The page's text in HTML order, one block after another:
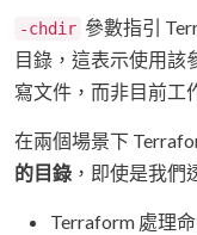
-chdir 參數指引
目錄，這表示使用該
寫文件，而非目前工
在兩個場景下
的目錄 ，即使是我們
Terraform 處理